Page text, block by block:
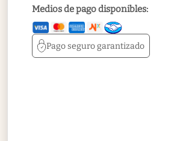
Medios de pago disponibles:
Pago segurogarantizado